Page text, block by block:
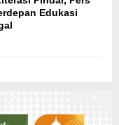
Edukasi